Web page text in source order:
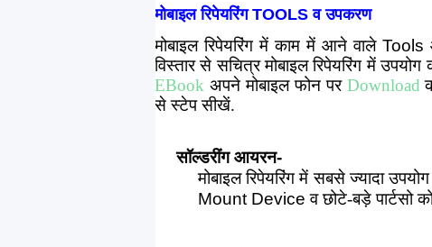
मोबाइल रिपेयरिंग TOOLS व उपकरण
मोबाइल रिपेयरिंग में काम में आने वाले Tools
विस्तार से सचित्र मोबाइल रिपेयरिंग में
EBook अपने मोबाइल फोन पर Download
से स्टेप सीखें.
सॉल्डरींग आयरन-
मोबाइल रिपेयरिंग में सबसे ज्यादा
Mount Device व छोटे-बड़े पार्टसो